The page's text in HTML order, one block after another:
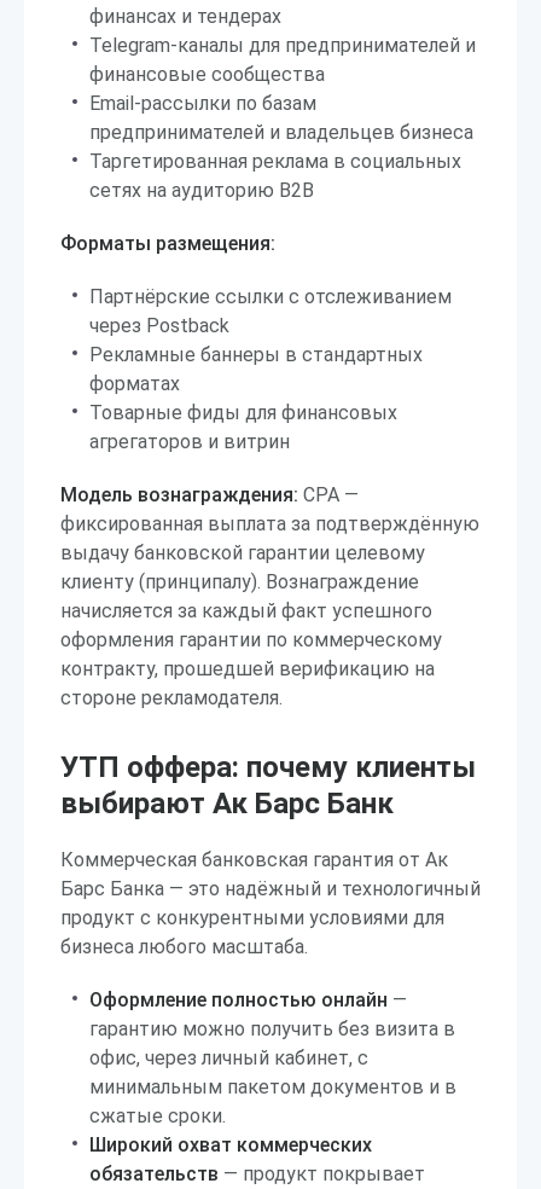
финансах и тендерах
Telegram-каналы для предпринимателей и
финансовые сообщества
Email-рассылки по базам
предпринимателей и владельцев бизнеса
Таргетированная реклама в социальных
сетях на аудиторию B2B
Форматы размещения:
Партнёрские ссылки с отслеживанием
через Postback
Рекламные баннеры в стандартных
форматах
Товарные фиды для финансовых
агрегаторов и витрин
Модель вознаграждения: CPA —
фиксированная выплата за подтверждённую
выдачу банковской гарантии целевому
клиенту (принципалу). Вознаграждение
начисляется за каждый факт успешного
оформления гарантии по коммерческому
контракту, прошедшей верификацию на
стороне рекламодателя.
УТП оффера: почему клиенты
выбирают Ак Барс Банк
Коммерческая банковская гарантия от Ак
Барс Банка — это надёжный и технологичный
продукт с конкурентными условиями для
бизнеса любого масштаба.
Оформление полностью онлайн —
гарантию можно получить без визита в
офис, через личный кабинет, с
минимальным пакетом документов и в
сжатые сроки.
Широкий охват коммерческих
обязательств — продукт покрывает